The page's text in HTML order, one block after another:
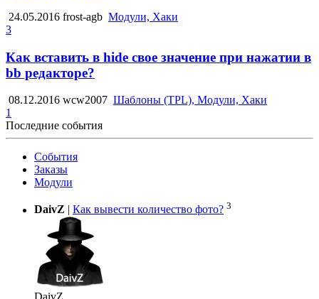
24.05.2016 frost-agb Модули, Хаки
3
Как вставить в hide свое значение при нажатии в
bb редакторе?
08.12.2016 wcw2007 Шаблоны (TPL), Модули, Хаки
1
Последние события
События
Заказы
Модули
DaivZ Как вывести количество фото? 3
DaivZ